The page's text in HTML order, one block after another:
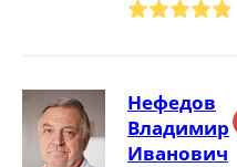
Нефедов
Владимир
Иванович